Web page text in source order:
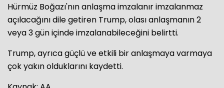
Hürmüz Boğazı'nın anlaşma imzalanır imzalanmaz
açılacağını dile getiren Trump, olası anlaşmanın 2
veya 3 gün içinde imzalanabileceğini belirtti.
Trump, ayrıca güçlü ve etkili bir anlaşmaya varmaya
çok yakın olduklarını kaydetti.